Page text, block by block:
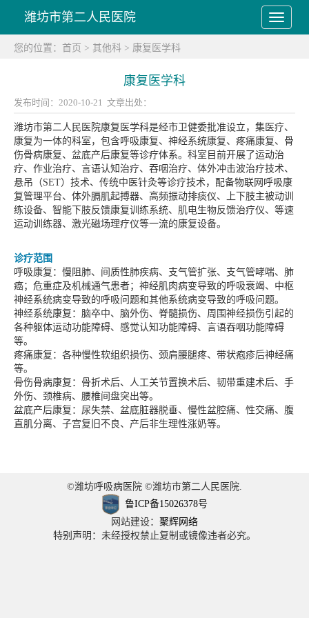
潍坊市第二人民医院
您的位置： 首页 > 其他科 > 康复医学科
康复医学科
发布时间：2020-10-21 文章出处：
潍坊市第二人民医院康复医学科是经市卫健委批准设立，集医疗、
康复为一体的科室，包含呼吸康复、神经系统康复、疼痛康复、骨
伤骨病康复、盆底产后康复等诊疗体系。科室目前开展了运动治
疗、作业治疗、言语认知治疗、吞咽治疗、体外冲击波治疗技术、
悬吊（SET）技术、传统中医针灸等诊疗技术，配备物联网呼吸康
复管理平台、体外膈肌起搏器、高频振动排痰仪、上下肢主被动训
练设备、智能下肢反馈康复训练系统、肌电生物反馈治疗仪、等速
运动训练器、激光磁场理疗仪等一流的康复设备。
诊疗范围
呼吸康复：慢阻肺、间质性肺疾病、支气管扩张、支气管哮喘、肺
癌；危重症及机械通气患者；神经肌肉病变导致的呼吸衰竭、中枢
神经系统病变导致的呼吸问题和其他系统病变导致的呼吸问题。
神经系统康复：脑卒中、脑外伤、脊髓损伤、周围神经损伤引起的
各种躯体运动功能障碍、感觉认知功能障碍、言语吞咽功能障碍
等。
疼痛康复：各种慢性软组织损伤、颈肩腰腿疼、带状疱疹后神经痛
等。
骨伤骨病康复：骨折术后、人工关节置换术后、韧带重建术后、手
外伤、颈椎病、腰椎间盘突出等。
盆底产后康复：尿失禁、盆底脏器脱垂、慢性盆腔痛、性交痛、腹
直肌分离、子宫复旧不良、产后非生理性涨奶等。
©潍坊呼吸病医院 ©潍坊市第二人民医院.
鲁ICP备15026378号
网站建设： 聚辉网络
特别声明：未经授权禁止复制或镜像违者必究。